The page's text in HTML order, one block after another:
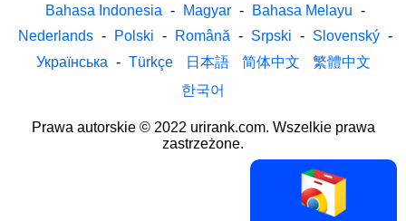
Bahasa Indonesia - Magyar - Bahasa Melayu -
Nederlands - Polski - Română - Srpski - Slovenský -
Українська - Türkçe 日本語 简体中文
繁體中文
한국어
Prawa autorskie © 2022 urirank.com. Wszelkie prawa
zastrzeżone.